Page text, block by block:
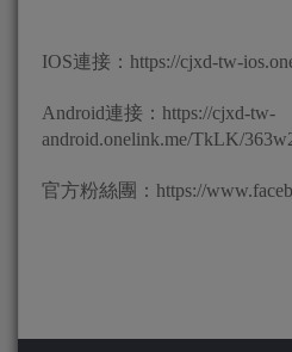
IOS連接：https://cjxd-tw-
Android連接：https://cjxd-tw-
android.onelink.me/TkLK/
官方粉絲團：https://